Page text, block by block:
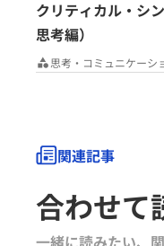
クリティカル・シ
思考編）
思考・コミュニケーシ
関連記事
合わせて
一緒に読みたい、